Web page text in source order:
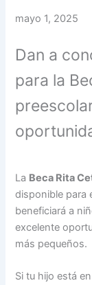
mayo 1, 2025
Dan a
para la
La Beca Rita
disponible para
beneficiará a
excelente
más pequeños.
Si tu hijo está